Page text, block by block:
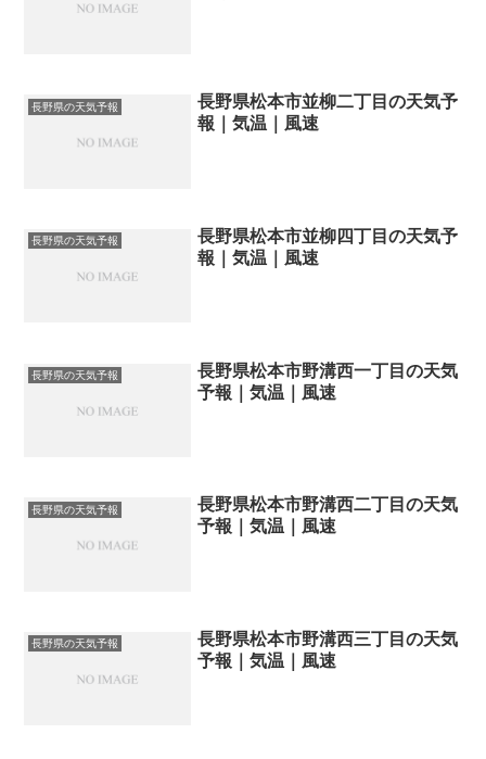
長野県の天気予報
長野県松本市並柳二丁目の天気予
報｜気温｜風速
長野県の天気予報
長野県松本市並柳四丁目の天気予
報｜気温｜風速
長野県の天気予報
長野県松本市野溝西一丁目の天気
予報｜気温｜風速
長野県の天気予報
長野県松本市野溝西二丁目の天気
予報｜気温｜風速
長野県の天気予報
長野県松本市野溝西三丁目の天気
予報｜気温｜風速